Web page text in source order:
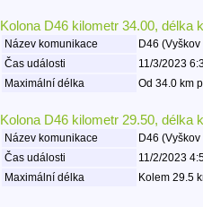
Kolona D46 kilometr 34.00, délka
Název komunikace
D46
Čas události
11/3/2023
Maximální délka
Od 34.0 km
Kolona D46 kilometr 29.50, délka
Název komunikace
D46
Čas události
11/2/2023
Maximální délka
Kolem 29.5